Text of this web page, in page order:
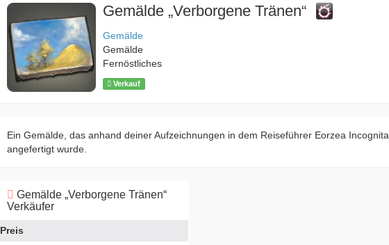
Gemälde „Verborgene Tränen“
Gemälde
Gemälde
Fernöstliches
Verkauf
Ein Gemälde, das anhand deiner Aufzeichnungen in dem Reiseführer Eorzea Incognita
angefertigt wurde.
Gemälde „Verborgene Tränen“
Verkäufer
Preis